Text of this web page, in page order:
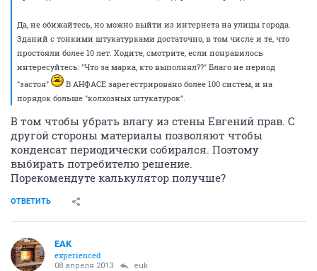
Да, не обижайтесь, но можно выйти из интернета на улицы города.
Зданий с тонкими штукатурками достаточно, в том числе и те, что
простояли более 10 лет. Ходите, смотрите, если понравилось
интересуйтесь: "Что за марка, кто выполнял??" Благо не период
"застоя"
В АНФАСЕ зарегестрировано более 100 систем, и на
порядок больше "колхозных штукатурок".
В том чтобы убрать влагу из стены Евгений прав. С
другой стороны материалы позволяют чтобы
конденсат периодически собирался. Поэтому
выбирать потребителю решение.
Порекомендуте калькулятор получше?
ОТВЕТИТЬ
EAK
experienced
08 апреля 2013 euk